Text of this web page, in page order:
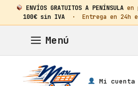
ENVÍOS GRATUITOS A PENÍNSULA en
100€ sin IVA· Entrega en 24h en
contenido
Menú
Mi cuenta